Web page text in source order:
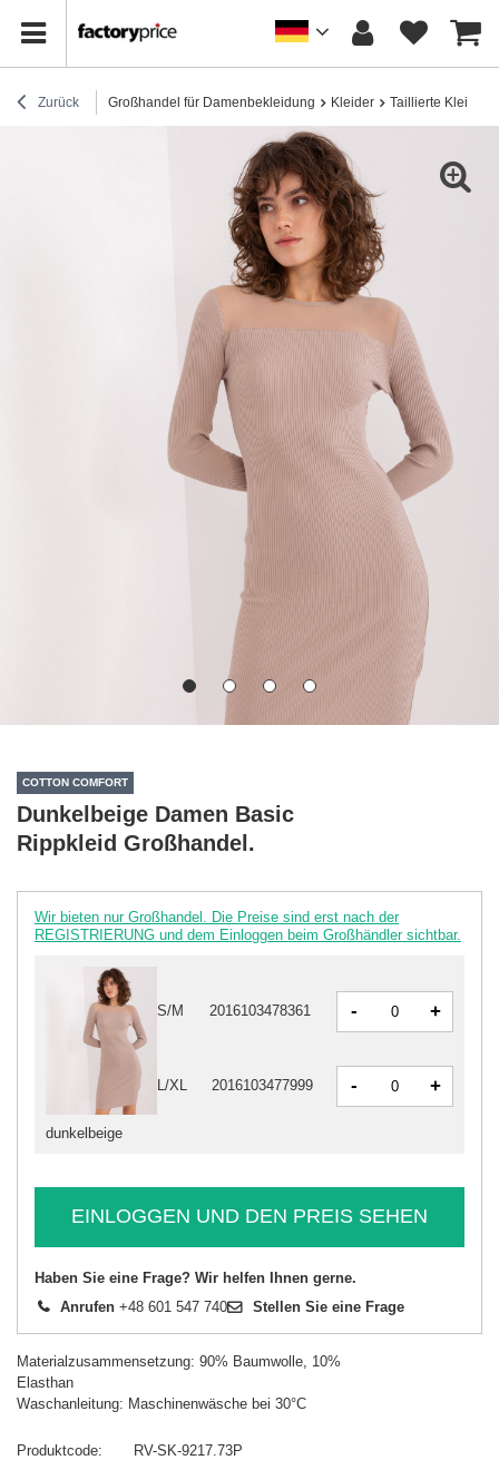
Zurück Großhandel für Damenbekleidung Kleider Taillierte Kleider
COTTON COMFORT
Dunkelbeige Damen Basic
Rippkleid Großhandel.
Wir bieten nur Großhandel. Die Preise sind erst nach der
REGISTRIERUNG und dem Einloggen beim Großhändler sichtbar.
dunkelbeige
S/M 2016103478361 - +
L/XL 2016103477999 - +
EINLOGGEN UND DEN PREIS SEHEN
Haben Sie eine Frage? Wir helfen Ihnen gerne.
Anrufen +48 601 547 740 Stellen Sie eine Frage
Materialzusammensetzung: 90% Baumwolle, 10%
Elasthan
Waschanleitung: Maschinenwäsche bei 30°C
Produktcode
RV-SK-9217.73P